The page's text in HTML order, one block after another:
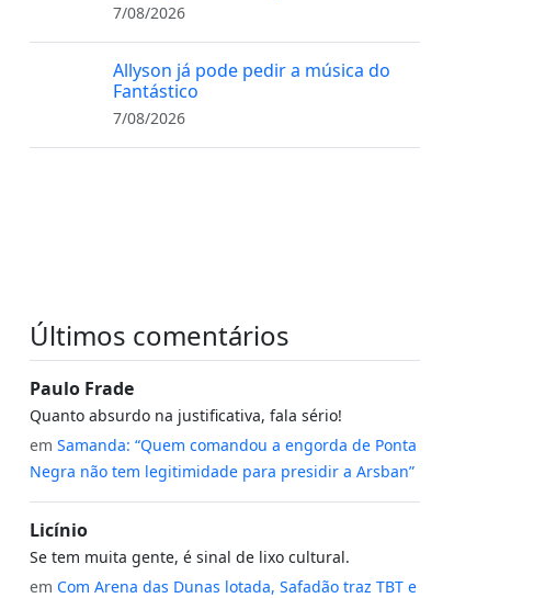
7/08/2026
Allyson já pode pedir a música do
Fantástico
7/08/2026
Últimos comentários
Paulo Frade
Quanto absurdo na justificativa, fala sério!
em Samanda: “Quem comandou a engorda de Ponta
Negra não tem legitimidade para presidir a Arsban”
Licínio
Se tem muita gente, é sinal de lixo cultural.
em Com Arena das Dunas lotada, Safadão traz TBT e